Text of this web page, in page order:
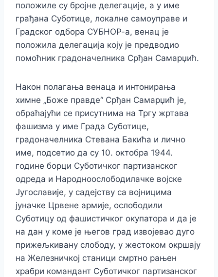
положиле су бројне делегације, а у име
грађана Суботице, локалне самоуправе и
Градског одбора СУБНОР-а, венац је
положила делегација коју је предводио
помоћник градоначелника Срђан Самарџић.
Након полагања венаца и интонирања
химне „Боже правде“ Срђан Самарџић је,
обраћајући се присутнима на Тргу жртава
фашизма у име Града Суботице,
градоначелника Стевана Бакића и лично
име, подсетио да су 10. октобра 1944.
године борци Суботичког партизанског
одреда и Народноослободилачке војске
Југославије, у садејству са војницима
јуначке Црвене армије, ослободили
Суботицу од фашистичког окупатора и да је
на дан у коме је његов град извојевао дуго
прижељкивану слободу, у жестоком окршају
на Железничкој станици смртно рањен
храбри командант Суботичког партизанског